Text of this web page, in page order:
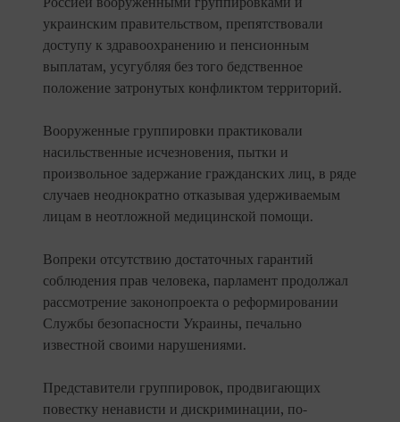
украинским правительством, препятствовали
доступу к здравоохранению и пенсионным
выплатам, усугубляя без того бедственное
положение затронутых конфликтом территорий.
Вооруженные группировки практиковали
насильственные исчезновения, пытки и
произвольное задержание гражданских лиц, в ряде
случаев неоднократно отказывая удерживаемым
лицам в неотложной медицинской помощи.
Вопреки отсутствию достаточных гарантий
соблюдения прав человека, парламент продолжал
рассмотрение законопроекта о реформировании
Службы безопасности Украины, печально
известной своими нарушениями.
Представители группировок, продвигающих
повестку ненависти и дискриминации, по-